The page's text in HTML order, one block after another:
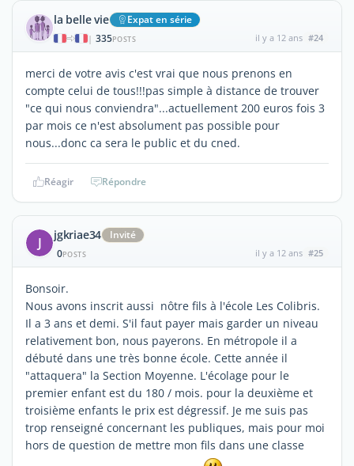
la belle vie Expat en série
| 335POSTS il y a 12 ans #24
merci de votre avis c'est vrai que nous prenons en
compte celui de tous!!!pas simple à distance de trouver
"ce qui nous conviendra"...actuellement 200 euros fois 3
par mois ce n'est absolument pas possible pour
nous...donc ca sera le public et du cned.
Réagir Répondre
J jgkriae34
Invité
0POSTS il y a 12 ans #25
Bonsoir.
Nous avons inscrit aussi nôtre fils à l'école Les Colibris.
Il a 3 ans et demi. S'il faut payer mais garder un niveau
relativement bon, nous payerons. En métropole il a
débuté dans une très bonne école. Cette année il
"attaquera" la Section Moyenne. L'écolage pour le
premier enfant est du 180 / mois. pour la deuxième et
troisième enfants le prix est dégressif. Je me suis pas
trop renseigné concernant les publiques, mais pour moi
hors de question de mettre mon fils dans une classe